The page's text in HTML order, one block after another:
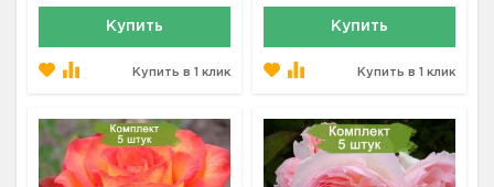
Купить
Купить в 1 клик
Купить
Купить в 1 клик